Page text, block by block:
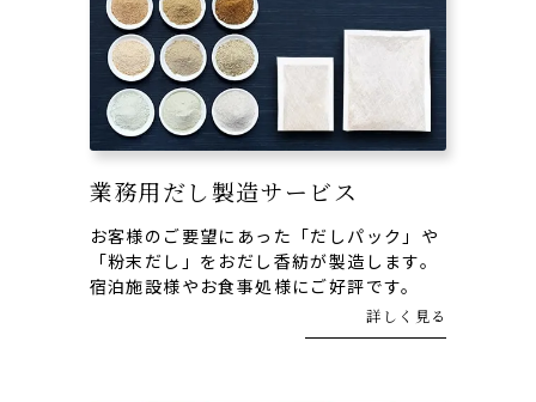
業務用だし製造サービス
お客様のご要望にあった「だしパック」や
「粉末だし」をおだし香紡が製造します。
宿泊施設様やお食事処様にご好評です。
詳しく見る